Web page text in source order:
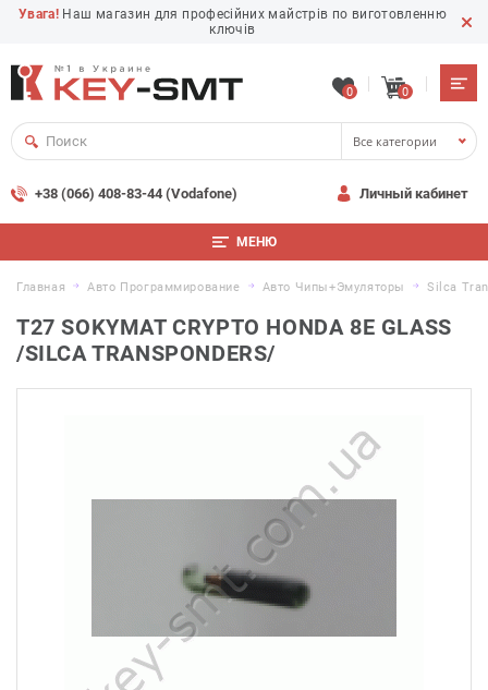
Увага! Наш магазин для професійних майстрів по виготовленню
ключів
0 0
Все категории
+38 (066) 408-83-44 (Vodafone) Личный кабинет
МЕНЮ
Главная Авто Программирование Авто Чипы+Эмуляторы Silca
T27 SOKYMAT CRYPTO HONDA 8E GLASS
/SILCA TRANSPONDERS/